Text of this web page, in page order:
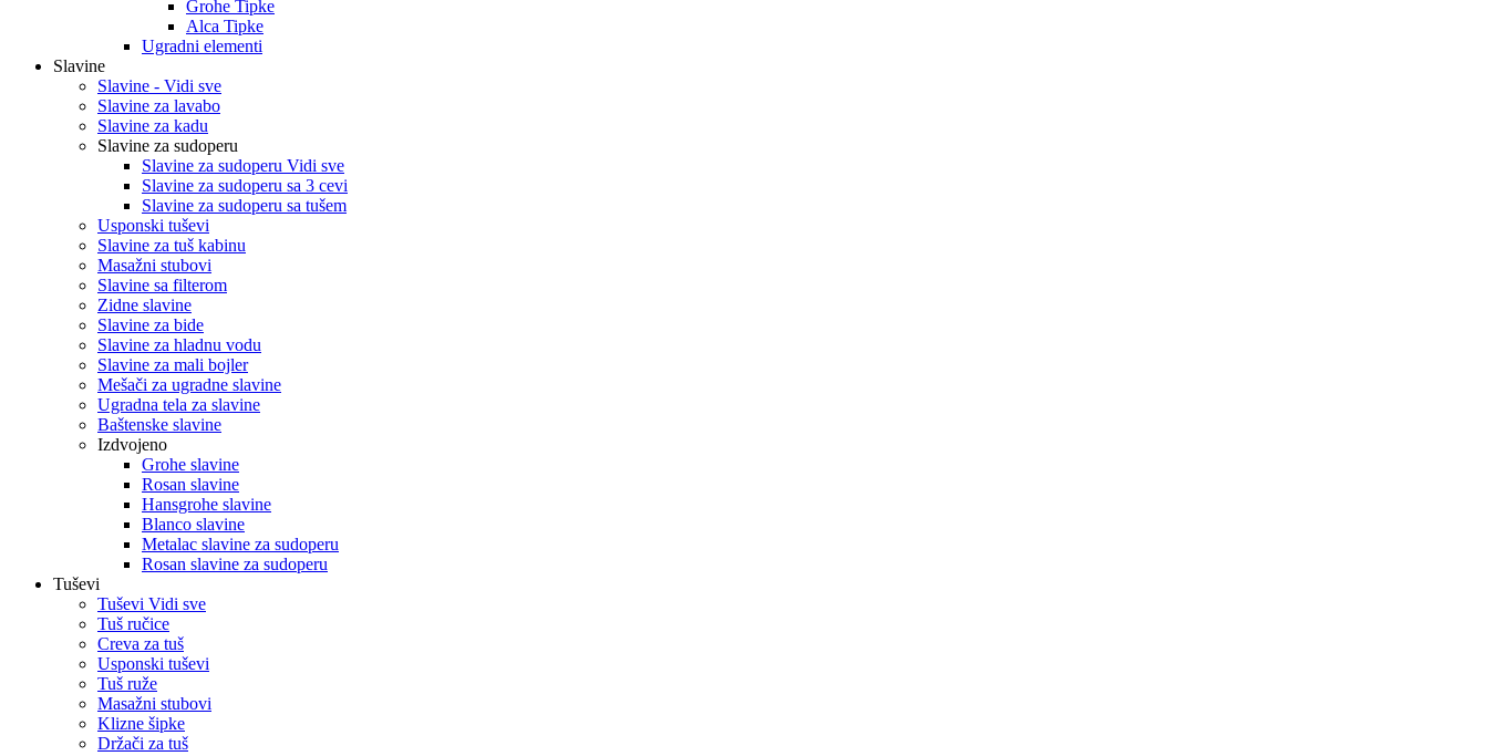
Grohe Tipke
Alca Tipke
Ugradni elementi
Slavine
Slavine - Vidi sve
Slavine za lavabo
Slavine za kadu
Slavine za sudoperu
Slavine za sudoperu Vidi sve
Slavine za sudoperu sa 3 cevi
Slavine za sudoperu sa tušem
Usponski tuševi
Slavine za tuš kabinu
Masažni stubovi
Slavine sa filterom
Zidne slavine
Slavine za bide
Slavine za hladnu vodu
Slavine za mali bojler
Mešači za ugradne slavine
Ugradna tela za slavine
Baštenske slavine
Izdvojeno
Grohe slavine
Rosan slavine
Hansgrohe slavine
Blanco slavine
Metalac slavine za sudoperu
Rosan slavine za sudoperu
Tuševi
Tuševi Vidi sve
Tuš ručice
Creva za tuš
Usponski tuševi
Tuš ruže
Masažni stubovi
Klizne šipke
Držači za tuš